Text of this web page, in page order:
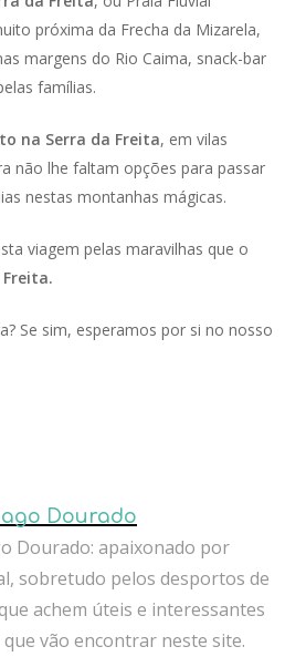
próxima da Frecha da Mizarela,
margens do Rio Caima, snack-bar
famílias.
na Serra da Freita, em vilas
não lhe faltam opções para passar
nestas montanhas mágicas.
viagem pelas maravilhas que o
Se sim, esperamos por si no nosso
Dourado
Dourado: apaixonado por
sobretudo pelos desportos de
achem úteis e interessantes
vão encontrar neste site.